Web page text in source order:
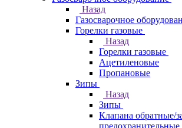
Назад
Газосварочное
Горелки газовые
Назад
Горелки газовые
Ацетиленовые
Пропановые
Зипы
Назад
Зипы
Клапана обратные/
предохранительные